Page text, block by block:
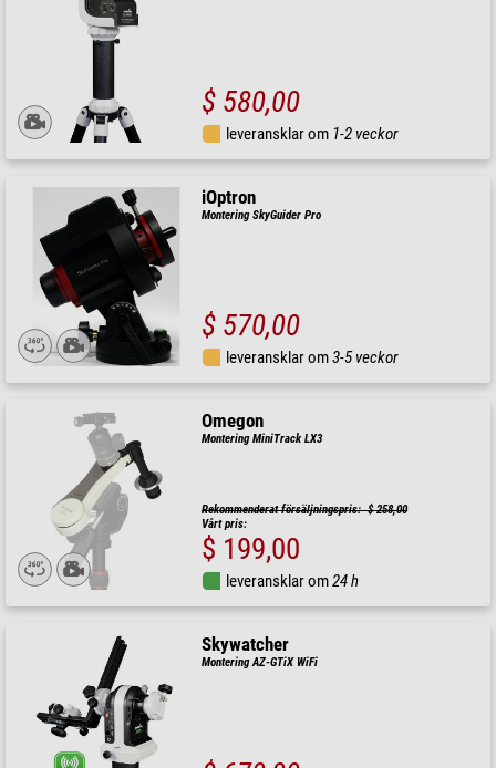
$ 580,00
leveransklar om 1-2 veckor
iOptron
Montering SkyGuider Pro
$ 570,00
leveransklar om3-5 veckor
Omegon
Montering MiniTrack LX3
Rekommenderat försäljningspris: $ 258,00
Vårt pris:
$ 199,00
leveransklar om24 h
Skywatcher
Montering AZ-GTiX WiFi